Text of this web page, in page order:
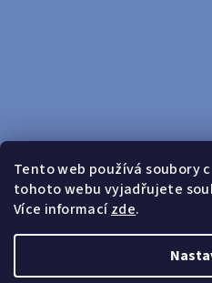
Tento web používá soubory
tohoto webu vyjadřujete
Více informacízde.
Sledovat na
Doprava